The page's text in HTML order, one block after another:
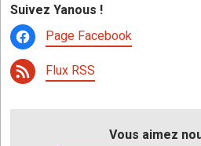
Suivez Yanous !
Page Facebook
Flux RSS
Vous aimez